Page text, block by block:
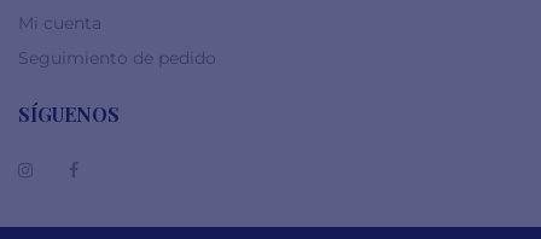
Mi cuenta
Seguimiento de pedido
SÍGUENOS